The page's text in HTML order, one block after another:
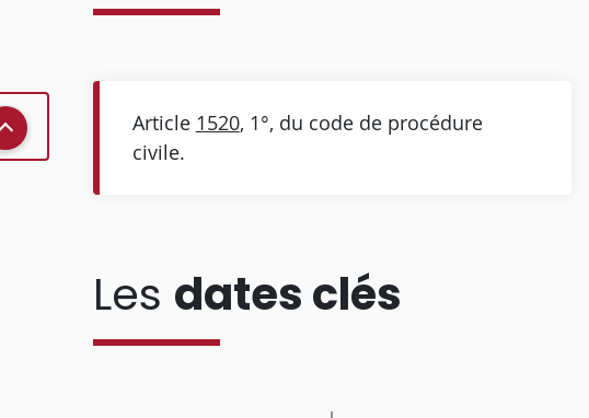
Article 1520, 1°, du code de procédure
civile.
Les dates clés